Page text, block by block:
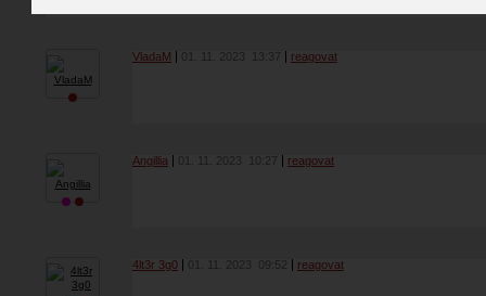
VladaM 01. 11. 2023 13:37 reagovat
Angillia 01. 11. 2023 10:27 reagovat
4lt3r 3g0 01. 11. 2023 09:52 reagovat